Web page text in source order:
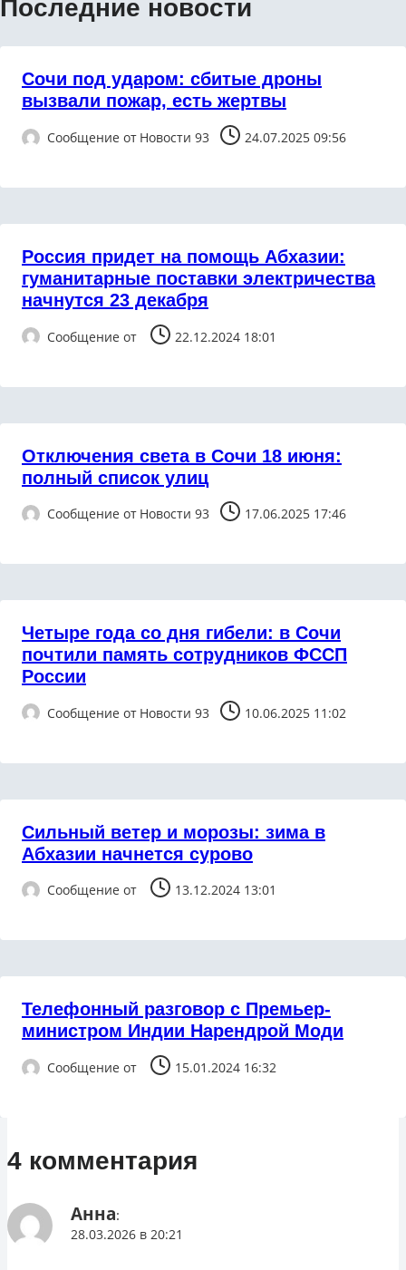
Последние новости
Сочи под ударом: сбитые дроны
вызвали пожар, есть жертвы
Сообщение от Новости 93 24.07.2025 09:56
Россия придет на помощь Абхазии:
гуманитарные поставки электричества
начнутся 23 декабря
Сообщение от 22.12.2024 18:01
Отключения света в Сочи 18 июня:
полный список улиц
Сообщение от Новости 93 17.06.2025 17:46
Четыре года со дня гибели: в Сочи
почтили память сотрудников ФССП
России
Сообщение от Новости 93 10.06.2025 11:02
Сильный ветер и морозы: зима в
Абхазии начнется сурово
Сообщение от 13.12.2024 13:01
Телефонный разговор с Премьер-
министром Индии Нарендрой Моди
Сообщение от 15.01.2024 16:32
4 комментария
Анна:
28.03.2026 в 20:21